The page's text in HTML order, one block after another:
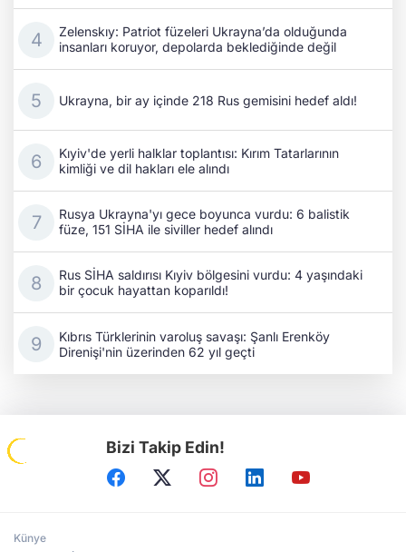
Zelenskıy: Patriot füzeleri Ukrayna’da olduğunda
insanları koruyor, depolarda beklediğinde değil
Ukrayna, bir ay içinde 218 Rus gemisini hedef aldı!
Kıyiv'de yerli halklar toplantısı: Kırım Tatarlarının
kimliği ve dil hakları ele alındı
Rusya Ukrayna'yı gece boyunca vurdu: 6 balistik
füze, 151 SİHA ile siviller hedef alındı
Rus SİHA saldırısı Kıyiv bölgesini vurdu: 4 yaşındaki
bir çocuk hayattan koparıldı!
Kıbrıs Türklerinin varoluş savaşı: Şanlı Erenköy
Direnişi'nin üzerinden 62 yıl geçti
Bizi Takip Edin!
Künye